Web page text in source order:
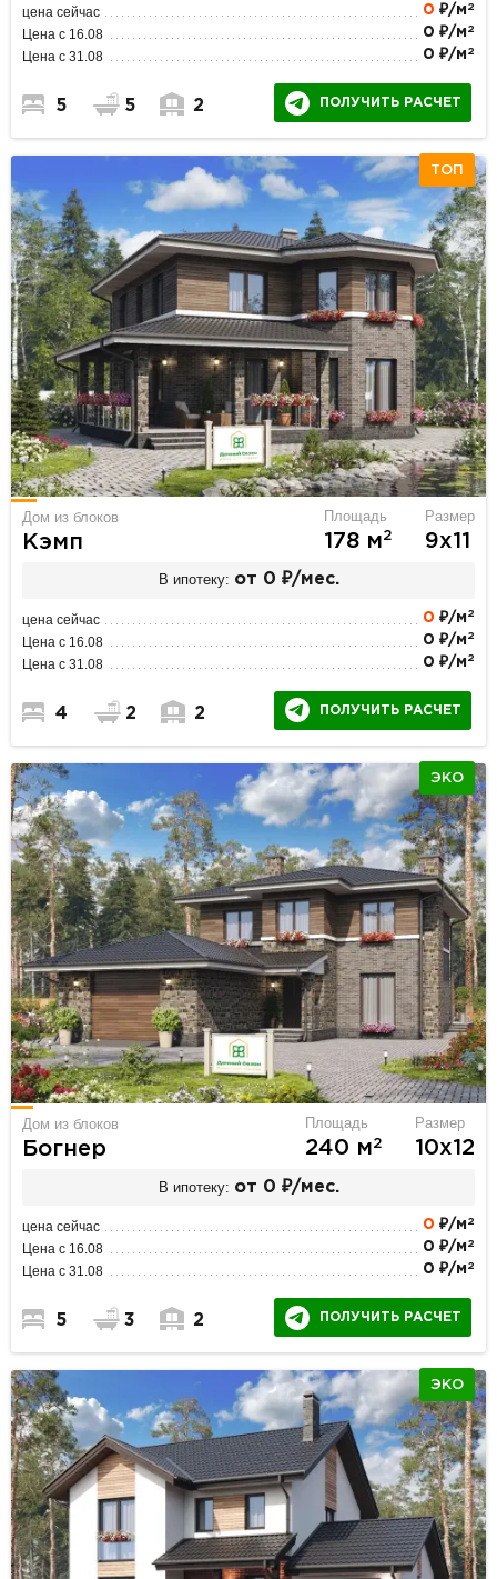
цена сейчас 0 ₽/м 2
Цена с 16.08 0 ₽/м 2
Цена с 31.08 0 ₽/м 2
5 5 2 ПОЛУЧИТЬ РАСЧЕТ
ТОП
Дом из блоков
Кэмп
Площадь
178 м2
Размер
9х11
В ипотеку: от 0 ₽/мес.
цена сейчас 0 ₽/м 2
Цена с 16.08 0 ₽/м 2
Цена с 31.08 0 ₽/м 2
4 2 2 ПОЛУЧИТЬ РАСЧЕТ
ЭКО
Дом из блоков
Богнер
Площадь
240 м2
Размер
10х12
В ипотеку: от 0 ₽/мес.
цена сейчас 0 ₽/м 2
Цена с 16.08 0 ₽/м 2
Цена с 31.08 0 ₽/м 2
5 3 2 ПОЛУЧИТЬ РАСЧЕТ
ЭКО